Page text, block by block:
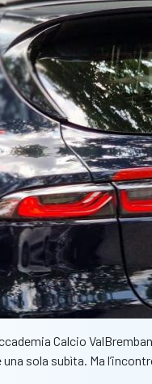
Calcio
sola subìta. Ma